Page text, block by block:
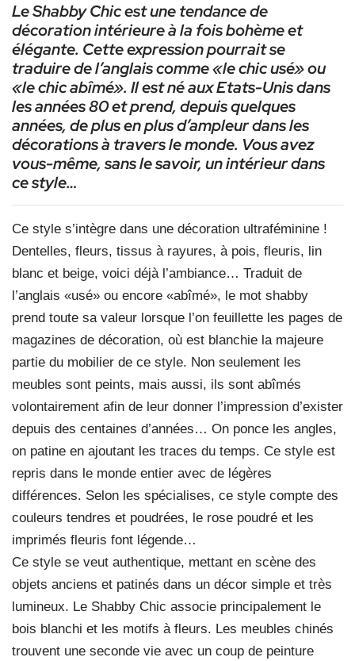
Le Shabby Chic est une tendance de
décoration intérieure à la fois bohème et
élégante. Cette expression pourrait se
traduire de l’anglais comme «le chic usé» ou
«le chic abîmé». Il est né aux Etats-Unis dans
les années 80 et prend, depuis quelques
années, de plus en plus d’ampleur dans les
décorations à travers le monde. Vous avez
vous-même, sans le savoir, un intérieur dans
ce style…
Ce style s’intègre dans une décoration ultraféminine !
Dentelles, fleurs, tissus à rayures, à pois, fleuris, lin
blanc et beige, voici déjà l’ambiance… Traduit de
l’anglais «usé» ou encore «abîmé», le mot shabby
prend toute sa valeur lorsque l’on feuillette les pages de
magazines de décoration, où est blanchie la majeure
partie du mobilier de ce style. Non seulement les
meubles sont peints, mais aussi, ils sont abîmés
volontairement afin de leur donner l’impression d’exister
depuis des centaines d’années… On ponce les angles,
on patine en ajoutant les traces du temps. Ce style est
repris dans le monde entier avec de légères
différences. Selon les spécialises, ce style compte des
couleurs tendres et poudrées, le rose poudré et les
imprimés fleuris font légende…
Ce style se veut authentique, mettant en scène des
objets anciens et patinés dans un décor simple et très
lumineux. Le Shabby Chic associe principalement le
bois blanchi et les motifs à fleurs. Les meubles chinés
trouvent une seconde vie avec un coup de peinture